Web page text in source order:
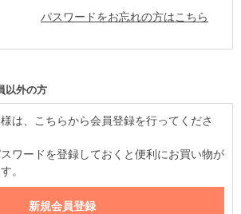
パスワードをお忘れの方はこちら
以外の方
は、こちらから会員登録を行ってくださ
ワードを登録しておくと便利にお買い物が
。